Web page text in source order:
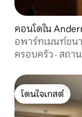
คอนโดใน
อพาร์ทเมนท์ขน
เตียง
ครอบครัว · สถา
โดนใจเกสต์
โดนใจเกสต์